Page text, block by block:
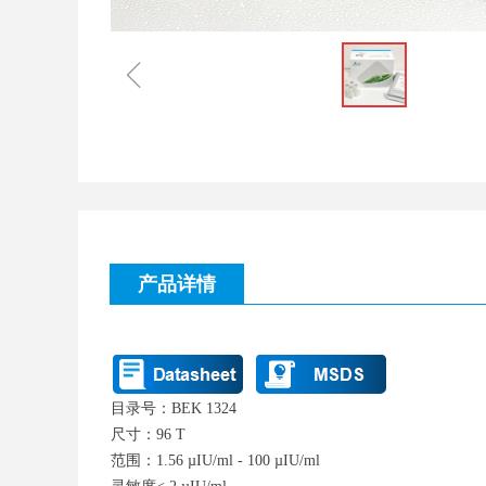
ꁆ
产品详情
目录号：BEK 1324
尺寸：96 T
范围：1.56 µIU/ml - 100 µIU/ml